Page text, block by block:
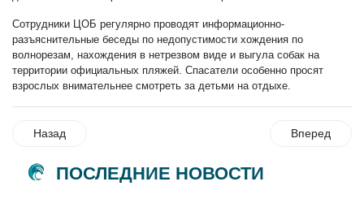
Сотрудники ЦОБ регулярно проводят информационно-
разъяснительные беседы по недопустимости хождения по
волнорезам, нахождения в нетрезвом виде и выгула собак на
территории официальных пляжей. Спасатели особенно просят
взрослых внимательнее смотреть за детьми на отдыхе.
Назад Вперед
ПОСЛЕДНИЕ НОВОСТИ